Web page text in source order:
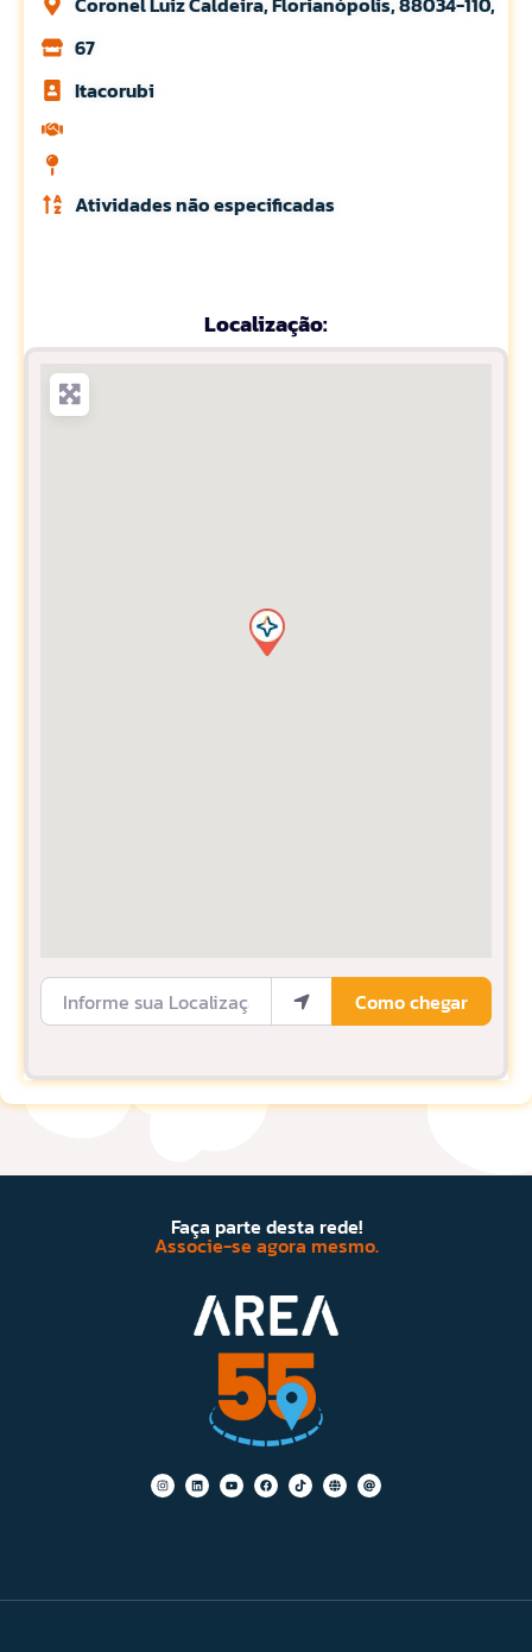
67
Itacorubi
Atividades não especificadas
Localização:
Informe sua Localização
Como chegar
Faça parte desta rede!
Associe-se agora mesmo.